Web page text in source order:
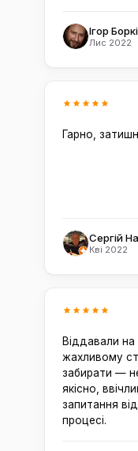
Ігор
Лис 2022
Гарно,
Сергій
Кві 2022
Віддавали
жахливому
забирати —
якісно,
запитання
процесі.